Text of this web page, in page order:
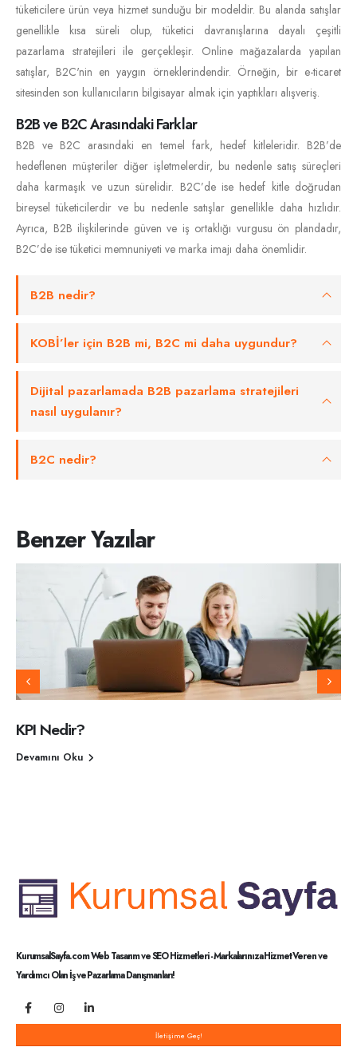
tüketicilere ürün veya hizmet sunduğu bir modeldir. Bu alanda satışlar
genellikle kısa süreli olup, tüketici davranışlarına dayalı çeşitli
pazarlama stratejileri ile gerçekleşir. Online mağazalarda yapılan
satışlar, B2C'nin en yaygın örneklerindendir. Örneğin, bir e-ticaret
sitesinden son kullanıcıların bilgisayar almak için yaptıkları alışveriş.
B2B ve B2C Arasındaki Farklar
B2B ve B2C arasındaki en temel fark, hedef kitleleridir. B2B’de
hedeflenen müşteriler diğer işletmelerdir, bu nedenle satış süreçleri
daha karmaşık ve uzun sürelidir. B2C’de ise hedef kitle doğrudan
bireysel tüketicilerdir ve bu nedenle satışlar genellikle daha hızlıdır.
Ayrıca, B2B ilişkilerinde güven ve iş ortaklığı vurgusu ön plandadır,
B2C’de ise tüketici memnuniyeti ve marka imajı daha önemlidir.
B2B nedir?
KOBİ’ler için B2B mi, B2C mi daha uygundur?
Dijital pazarlamada B2B pazarlama stratejileri
nasıl uygulanır?
B2C nedir?
Benzer Yazılar
KPI Nedir?
Devamını Oku
KurumsalSayfa.com Web Tasarım ve SEO Hizmetleri - Markalarınıza Hizmet Veren ve
Yardımcı Olan İş ve Pazarlama Danışmanları!
İletişime Geç!